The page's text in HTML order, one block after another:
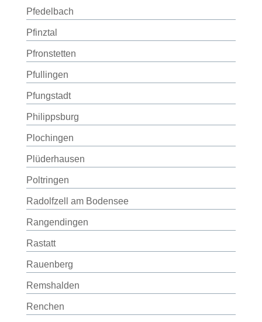
Pfedelbach
Pfinztal
Pfronstetten
Pfullingen
Pfungstadt
Philippsburg
Plochingen
Plüderhausen
Poltringen
Radolfzell am Bodensee
Rangendingen
Rastatt
Rauenberg
Remshalden
Renchen